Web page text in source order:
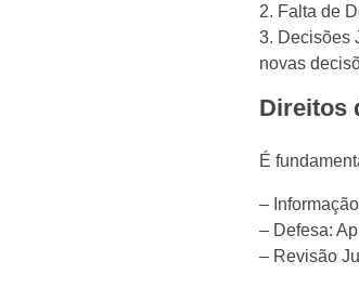
2. Falta de
3. Decisões
novas
Direitos
É
–
– Defesa:
– Revisão